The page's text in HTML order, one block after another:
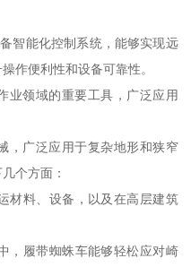
智能化控制系统，能够实现远
作便利性和设备可靠性。
业领域的重要工具，广泛应用
，广泛应用于复杂地形和狭窄
个方面：
材料、设备，以及在高层建筑
，履带蜘蛛车能够轻松应对崎